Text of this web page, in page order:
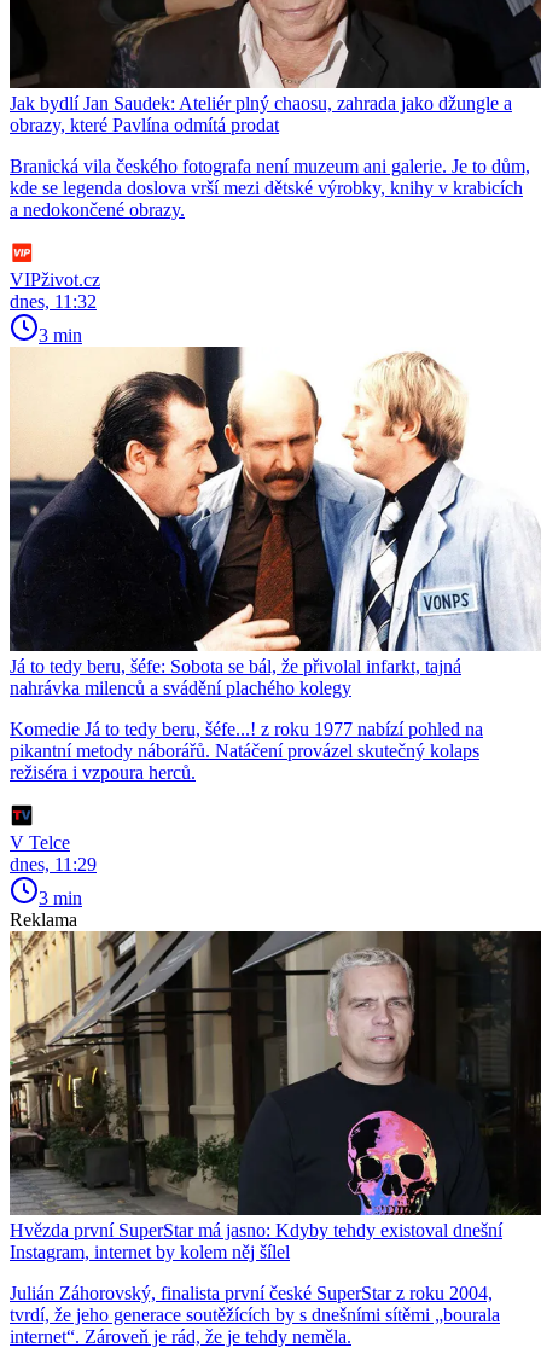
Jak bydlí Jan Saudek: Ateliér plný chaosu, zahrada jako džungle a
obrazy, které Pavlína odmítá prodat
Branická vila českého fotografa není muzeum ani galerie. Je to dům,
kde se legenda doslova vrší mezi dětské výrobky, knihy v krabicích
a nedokončené obrazy.
VIPživot.cz
dnes, 11:32
3 min
Já to tedy beru, šéfe: Sobota se bál, že přivolal infarkt, tajná
nahrávka milenců a svádění plachého kolegy
Komedie Já to tedy beru, šéfe...! z roku 1977 nabízí pohled na
pikantní metody náborářů. Natáčení provázel skutečný kolaps
režiséra i vzpoura herců.
V Telce
dnes, 11:29
3 min
Reklama
Hvězda první SuperStar má jasno: Kdyby tehdy existoval dnešní
Instagram, internet by kolem něj šílel
Julián Záhorovský, finalista první české SuperStar z roku 2004,
tvrdí, že jeho generace soutěžících by s dnešními sítěmi „bourala
internet“. Zároveň je rád, že je tehdy neměla.